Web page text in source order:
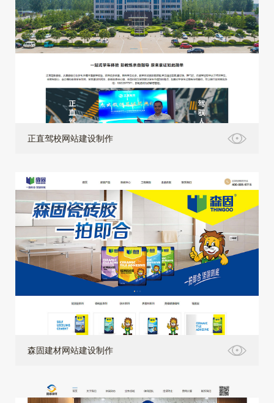
正直驾校网站建设制作
森固建材网站建设制作